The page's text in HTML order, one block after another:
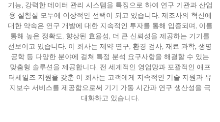
기능, 강력한 데이터 관리 시스템을 특징으로 하여 연구 기관과 산업
용 실험실 모두에 이상적인 선택이 되고 있습니다. 제조사의 혁신에
대한 약속은 연구 개발에 대한 지속적인 투자를 통해 입증되며, 이를
통해 높은 정확도, 향상된 효율성, 더 큰 신뢰성을 제공하는 기기를
선보이고 있습니다. 이 회사는 제약 연구, 환경 검사, 재료 과학, 생명
공학 등 다양한 분야에 걸쳐 특정 분석 요구사항을 해결할 수 있는
맞춤형 솔루션을 제공합니다. 전 세계적인 영업망과 포괄적인 애프
터세일즈 지원을 갖춘 이 회사는 고객에게 지속적인 기술 지원과 유
지보수 서비스를 제공함으로써 기기 가동 시간과 연구 생산성을 극
대화하고 있습니다.